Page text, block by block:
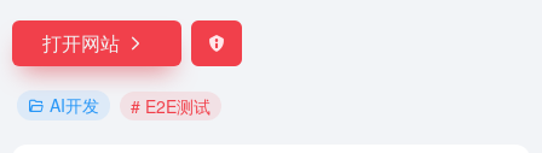
打开网站
AI开发 # E2E测试